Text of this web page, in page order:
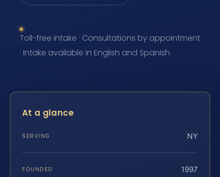
Toll-free intake · Consultations by appointment
· Intake available in English and Spanish
At a glance
SERVING NY
FOUNDED 1997